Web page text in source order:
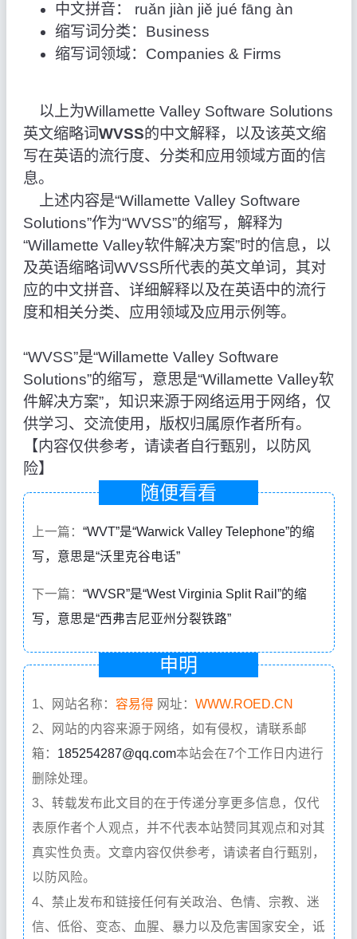
中文拼音： ruǎn jiàn jiě jué fāng àn
缩写词分类：Business
缩写词领域：Companies & Firms
以上为Willamette Valley Software Solutions
英文缩略词WVSS的中文解释，以及该英文缩
写在英语的流行度、分类和应用领域方面的信
息。
上述内容是“Willamette Valley Software
Solutions”作为“WVSS”的缩写，解释为
“Willamette Valley软件解决方案”时的信息，以
及英语缩略词WVSS所代表的英文单词，其对
应的中文拼音、详细解释以及在英语中的流行
度和相关分类、应用领域及应用示例等。
“WVSS”是“Willamette Valley Software
Solutions”的缩写，意思是“Willamette Valley软
件解决方案”，知识来源于网络运用于网络，仅
供学习、交流使用，版权归属原作者所有。
【内容仅供参考，请读者自行甄别，以防风
险】
随便看看
上一篇： “WVT”是“Warwick Valley Telephone”的缩
写，意思是“沃里克谷电话”
下一篇： “WVSR”是“West Virginia Split Rail”的缩
写，意思是“西弗吉尼亚州分裂铁路”
申明
1、网站名称： 容易得 网址： WWW.ROED.CN
2、网站的内容来源于网络，如有侵权，请联系邮
箱： 185254287@qq.com本站会在7个工作日内进行
删除处理。
3、转载发布此文目的在于传递分享更多信息，仅代
表原作者个人观点，并不代表本站赞同其观点和对其
真实性负责。文章内容仅供参考，请读者自行甄别，
以防风险。
4、禁止发布和链接任何有关政治、色情、宗教、迷
信、低俗、变态、血腥、暴力以及危害国家安全，诋